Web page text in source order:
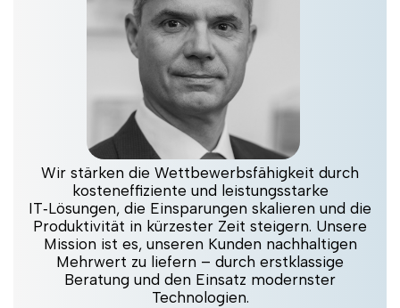
Wir stärken die Wettbewerbsfähigkeit durch
kosteneffiziente und leistungsstarke
IT‑Lösungen, die Einsparungen skalieren und die
Produktivität in kürzester Zeit steigern. Unsere
Mission ist es, unseren Kunden nachhaltigen
Mehrwert zu liefern – durch erstklassige
Beratung und den Einsatz modernster
Technologien.